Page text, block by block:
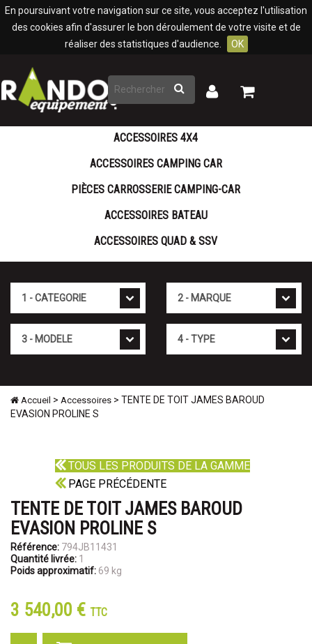
En poursuivant votre navigation sur ce site, vous acceptez l'utilisation
des cookies afin d'assurer le bon déroulement de votre visite et de
réaliser des statistiques d'audience.
OK
Rechercher
Mon
Mon
ACCESSOIRES 4X4
ACCESSOIRES CAMPING CAR
PIÈCES CARROSSERIE CAMPING-CAR
ACCESSOIRES BATEAU
ACCESSOIRES QUAD & SSV
Accueil > Accessoires > TENTE DE TOIT JAMES BAROUD
EVASION PROLINE S
TOUS LES PRODUITS DE LA GAMME
PAGE PRÉCÉDENTE
TENTE DE TOIT JAMES BAROUD
EVASION PROLINE S
Référence: 794JB11431
Quantité livrée: 1
Poids approximatif: 69 kg
3 540,00 € TTC
Panneau de gestion des cookies